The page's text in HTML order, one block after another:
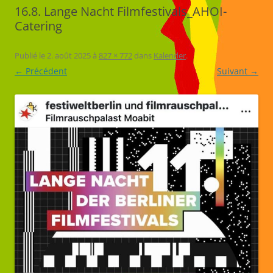
16.8. Lange Nacht Filmfestivals_AHOI-
Catering
Publié le2. août 2025à 827 × 772dans Kalender.
← Précédent Suivant →